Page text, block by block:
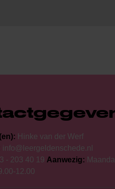
Hinke van der Werf
info@leergeldenschede.nl
- 203 40 19 Aanwezig:
12.00